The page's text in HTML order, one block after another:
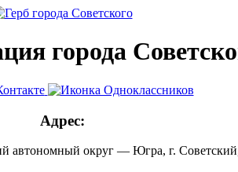
города
Адрес:
автономный округ — Югра, г.